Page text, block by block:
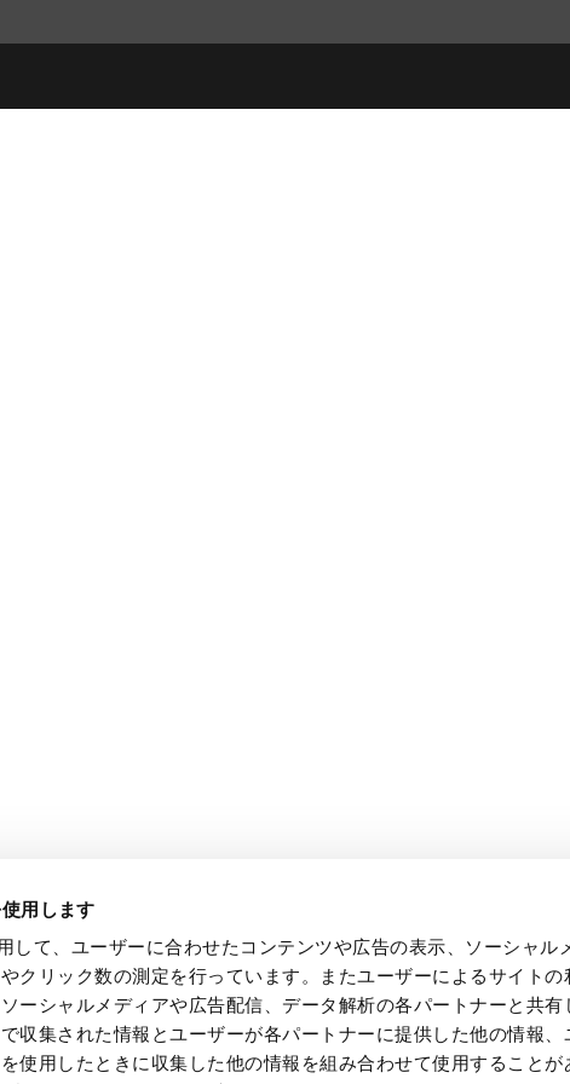
用します
して、ユーザーに合わせたコンテンツや広告の表示、ソーシャル
クリック数の測定を行っています。またユーザーによるサイトの
ーシャルメディアや広告配信、データ解析の各パートナーと共有
収集された情報とユーザーが各パートナーに提供した他の情報、
使用したときに収集した他の情報を組み合わせて使用することが